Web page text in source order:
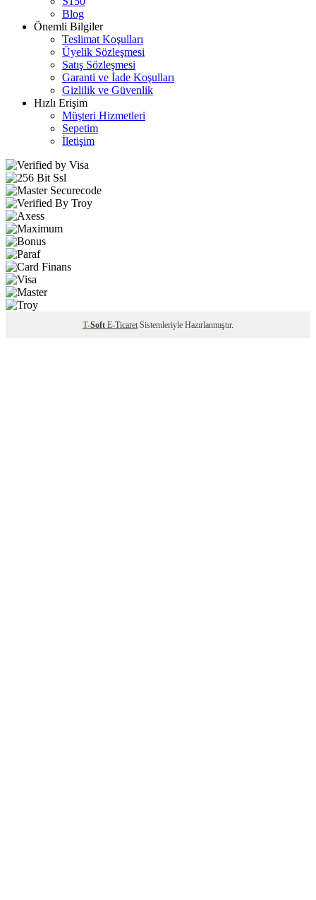
Blog
Önemli Bilgiler
Teslimat Koşulları
Üyelik Sözleşmesi
Satış Sözleşmesi
Garanti ve İade Koşulları
Gizlilik ve Güvenlik
Hızlı Erişim
Müşteri Hizmetleri
Sepetim
İletişim
T-Soft E-Ticaret Sistemleriyle Hazırlanmıştır.